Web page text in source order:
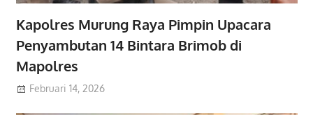
Kapolres Murung Raya Pimpin Upacara
Penyambutan 14 Bintara Brimob di
Mapolres
Februari 14, 2026